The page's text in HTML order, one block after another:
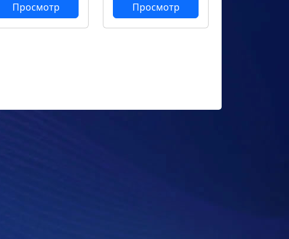
Просмотр Просмотр